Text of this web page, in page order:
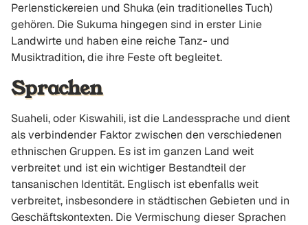
Perlenstickereien und Shuka (ein traditionelles Tuch)
gehören. Die Sukuma hingegen sind in erster Linie
Landwirte und haben eine reiche Tanz- und
Musiktradition, die ihre Feste oft begleitet.
Sprachen
Suaheli, oder Kiswahili, ist die Landessprache und dient
als verbindender Faktor zwischen den verschiedenen
ethnischen Gruppen. Es ist im ganzen Land weit
verbreitet und ist ein wichtiger Bestandteil der
tansanischen Identität. Englisch ist ebenfalls weit
verbreitet, insbesondere in städtischen Gebieten und in
Geschäftskontexten. Die Vermischung dieser Sprachen